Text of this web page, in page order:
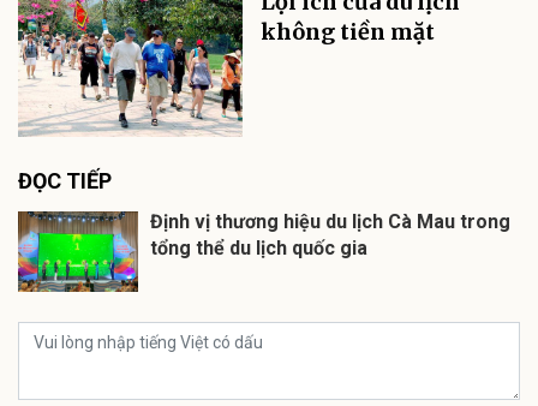
không tiền mặt
ĐỌC TIẾP
Định vị thương hiệu du lịch Cà Mau trong
tổng thể du lịch quốc gia